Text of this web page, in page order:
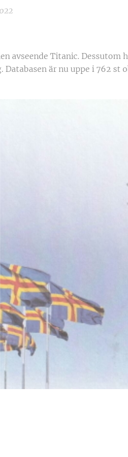
avseende Titanic. Dessutom
är nu uppe i 762 st